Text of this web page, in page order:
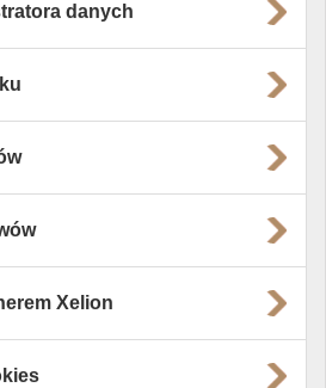
danych
Xelion